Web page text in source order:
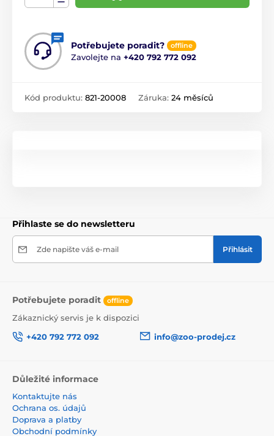
Potřebujete poradit? offline
Zavolejte na +420 792 772 092
Kód produktu: 821-20008 Záruka: 24 měsíců
Přihlaste se do newsletteru
Zde napište váš e-mail Přihlásit
Potřebujete poradit offline
Zákaznický servis je k dispozici
+420 792 772 092
info@zoo-prodej.cz
Důležité informace
Kontaktujte nás
Ochrana os. údajů
Doprava a platby
Obchodní podmínky